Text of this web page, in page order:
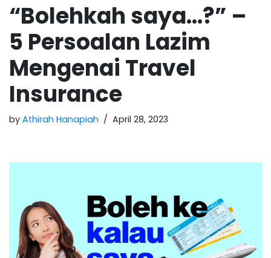
“Bolehkah saya…?” –
5 Persoalan Lazim
Mengenai Travel
Insurance
by Athirah Hanapiah April 28, 2023